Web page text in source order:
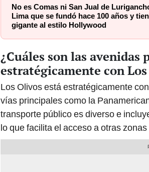
No es Comas ni San Jual de
Lima que se fundó hace 100 años y
gigante al estilo Hollywood
¿Cuáles son las
estratégicamente con
Los Olivos está estratégicamente
vías principales como la
transporte público es diverso e
lo que facilita el acceso a otras